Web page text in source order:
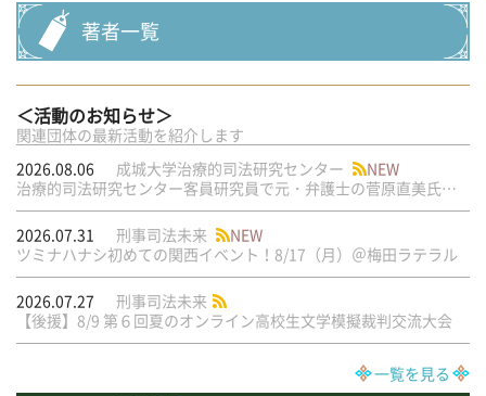
著者一覧
＜活動のお知らせ＞
関連団体の最新活動を紹介します
2026.08.06
成城大学治療的司法研究センター
NEW
治療的司法研究センター客員研究員で元・弁護士の菅原直美氏の論文が公刊されました
2026.07.31 刑事司法未来
NEW
ツミナハナシ初めての関西イベント！8/17（月）＠梅田ラテラル
2026.07.27
刑事司法未来
【後援】8/9 第６回夏のオンライン高校生文学模擬裁判交流大会
一覧を見る